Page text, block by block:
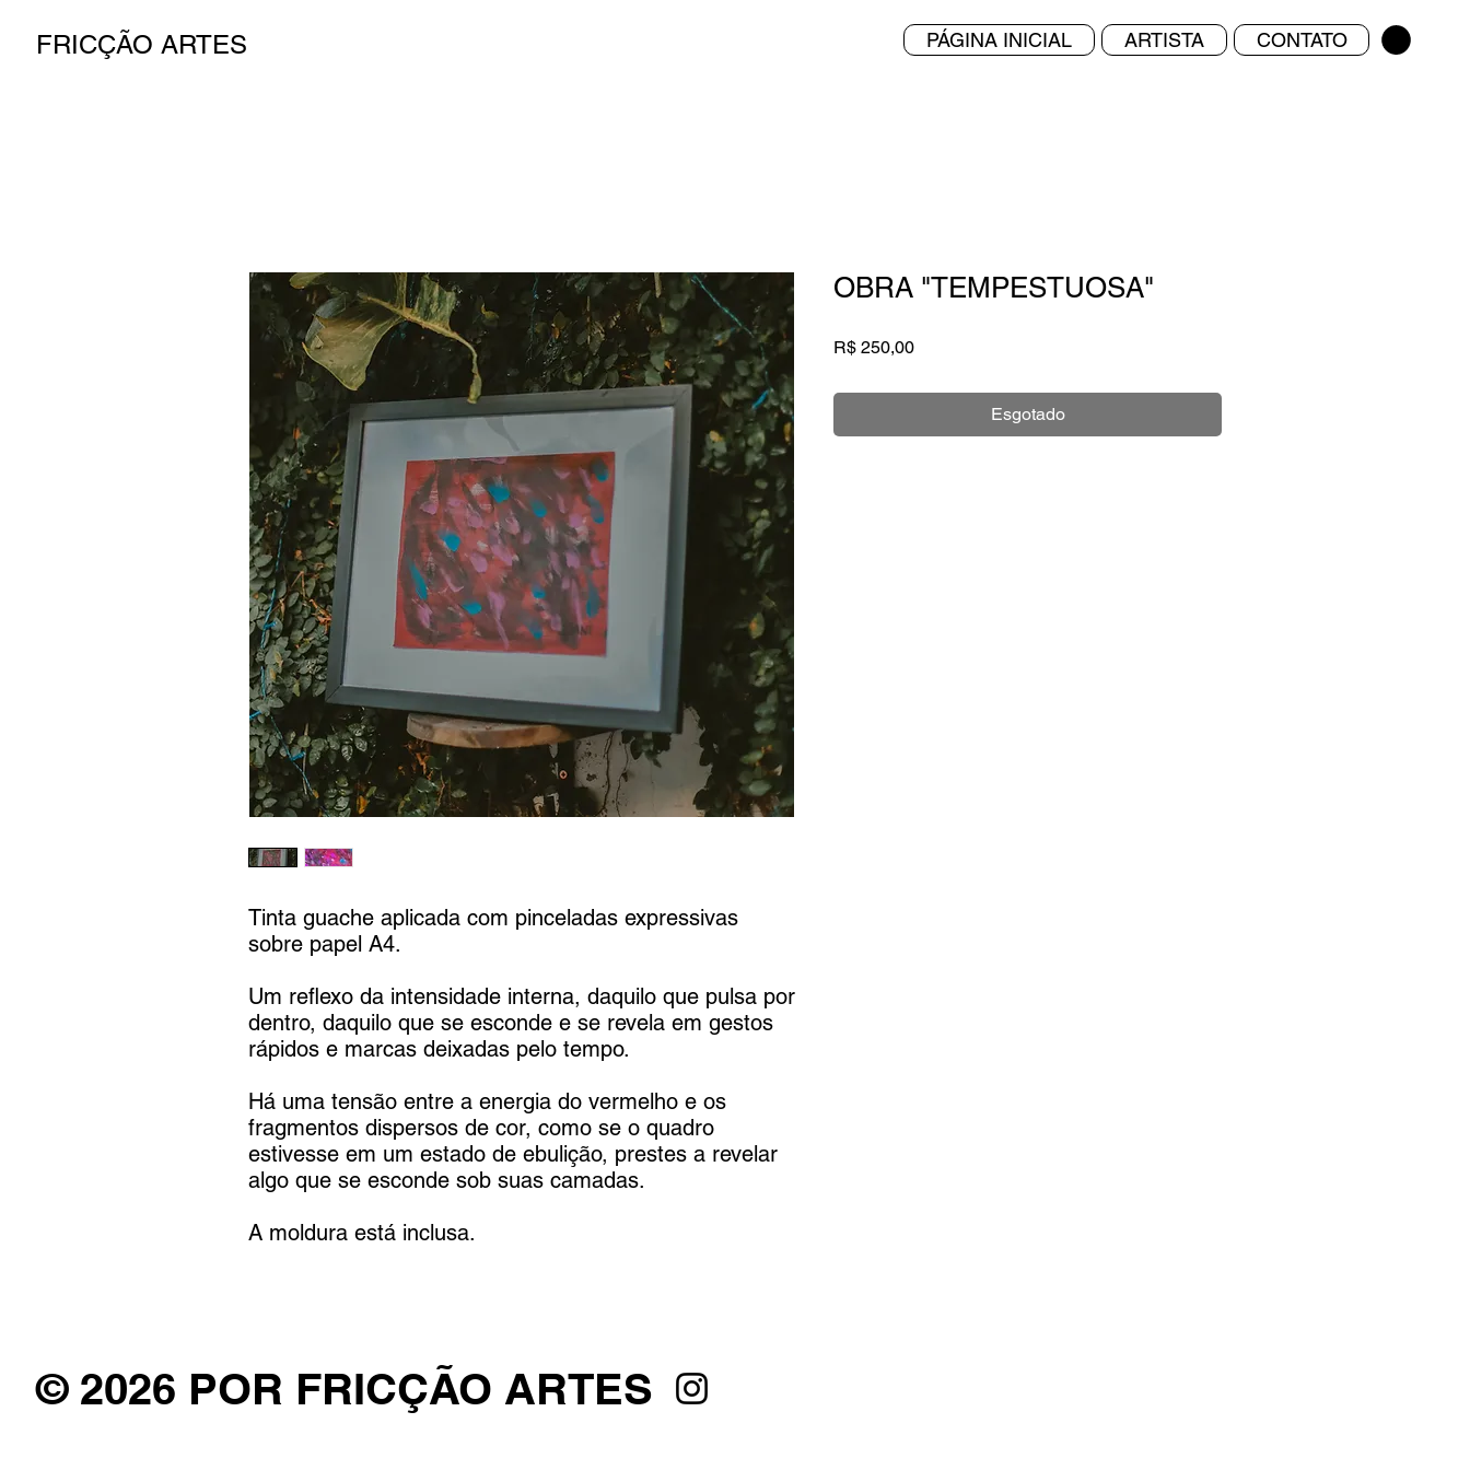
FRICÇÃO ARTES PÁGINA INICIAL ARTISTA CONTATO
Tinta guache aplicada com pinceladas expressivas
sobre papel A4.
Um reflexo da intensidade interna, daquilo que pulsa por
dentro, daquilo que se esconde e se revela em gestos
rápidos e marcas deixadas pelo tempo.
Há uma tensão entre a energia do vermelho e os
fragmentos dispersos de cor, como se o quadro
estivesse em um estado de ebulição, prestes a revelar
algo que se esconde sob suas camadas.
A moldura está inclusa.
OBRA "TEMPESTUOSA"
R$ 250,00Preço
Esgotado
© 2026 POR FRICÇÃO ARTES